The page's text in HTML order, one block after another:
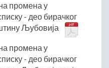
промена у
- део бирачког
Љубовија
промена у
- део бирачког